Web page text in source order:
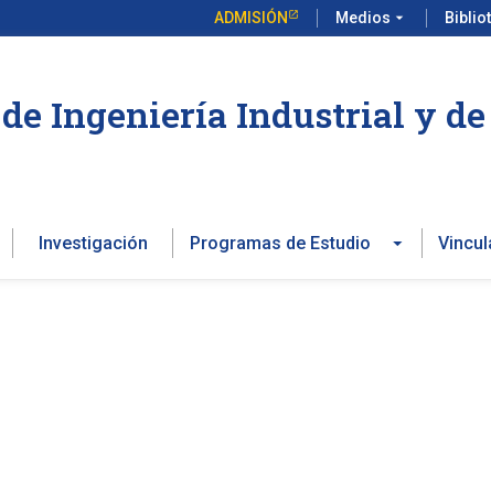
ADMISIÓN Medios arrow_drop_down
Ingeniería Industrial y
Investigación Programas de Estudio